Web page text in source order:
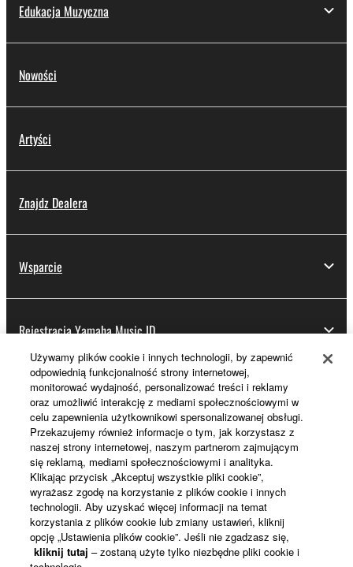
Edukacja Muzyczna
Nowości
Artyści
Znajdz Dealera
Wsparcie
Rejestracja Yamaha Music ID
Informacje o Yamaha
Polska - Polish
Biznes
Używamy plików cookie i innych technologii, by zapewnić
odpowiednią funkcjonalność strony internetowej,
monitorować wydajność, personalizować treści i reklamy
oraz umożliwić interakcję z mediami społecznościowymi w
celu zapewnienia użytkownikowi spersonalizowanej obsługi.
Przekazujemy również informacje o tym, jak korzystasz z
naszej strony internetowej, naszym partnerom zajmującym
się reklamą, mediami społecznościowymi i analityka.
Klikając przycisk „Akceptuj wszystkie pliki cookie”,
wyrażasz zgodę na korzystanie z plików cookie i innych
technologii. Aby uzyskać więcej informacji na temat
korzystania z plików cookie lub zmiany ustawień, kliknij
opcję „Ustawienia plików cookie”. Jeśli nie zgadzasz się,
kliknij tutaj – zostaną użyte tylko niezbędne pliki cookie i